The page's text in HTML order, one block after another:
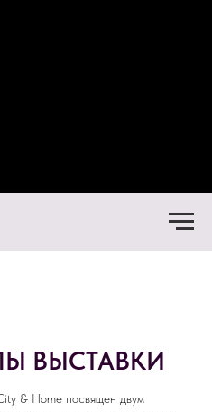
ВЫСТАВКИ
& Home посвящен двум